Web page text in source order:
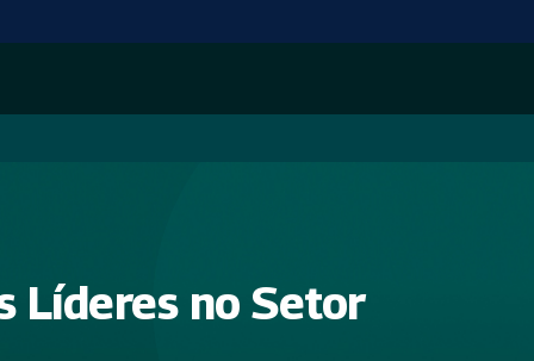
Líderes no Setor